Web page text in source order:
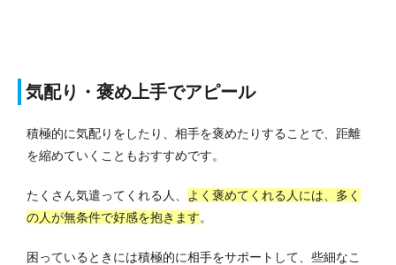
気配り・褒め上手でアピール
積極的に気配りをしたり、相手を褒めたりすることで、距離
を縮めていくこともおすすめです。
たくさん気遣ってくれる人、
よく褒めてくれる人には、多く
の人が無条件で好感を抱きます。
困っているときには積極的に相手をサポートして、些細なこ